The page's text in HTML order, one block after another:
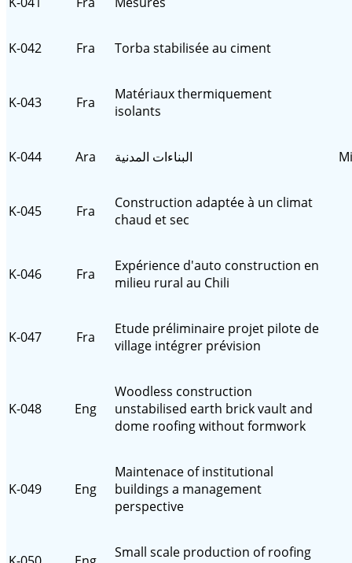
K-042 Fra Torba stabilisée au ciment
K-043 Fra
Matériaux thermiquement
isolants
K-044 Ara البناءات المدنية
K-045 Fra
Construction adaptée à un climat
chaud et sec
K-046 Fra
Expérience d'auto construction en
milieu rural au Chili
K-047 Fra
Etude préliminaire projet pilote de
village intégrer prévision
K-048 Eng
Woodless construction
unstabilised earth brick vault and
dome roofing without formwork
K-049 Eng
Maintenace of institutional
buildings a management
perspective
Small scale production of roofing